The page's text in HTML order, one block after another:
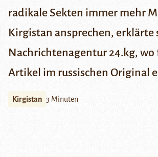
radikale Sekten immer mehr
Kirgistan ansprechen, erklärte
Nachrichtenagentur 24.kg,
Artikel im russischen Original
Kirgistan 3 Minuten